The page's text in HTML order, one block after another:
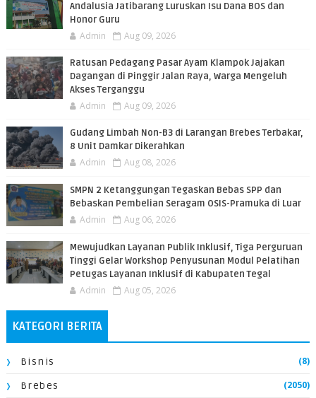
Andalusia Jatibarang Luruskan Isu Dana BOS dan
Honor Guru
Admin Aug 09, 2026
​Ratusan Pedagang Pasar Ayam Klampok Jajakan
Dagangan di Pinggir Jalan Raya, Warga Mengeluh
Akses Terganggu
Admin Aug 09, 2026
​Gudang Limbah Non-B3 di Larangan Brebes Terbakar,
8 Unit Damkar Dikerahkan
Admin Aug 08, 2026
SMPN 2 Ketanggungan Tegaskan Bebas SPP dan
Bebaskan Pembelian Seragam OSIS-Pramuka di Luar
Admin Aug 06, 2026
​Mewujudkan Layanan Publik Inklusif, Tiga Perguruan
Tinggi Gelar Workshop Penyusunan Modul Pelatihan
Petugas Layanan Inklusif di Kabupaten Tegal
Admin Aug 05, 2026
KATEGORI BERITA
Bisnis (8)
Brebes (2050)